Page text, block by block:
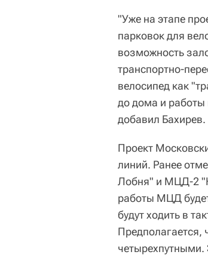
"Уже на этапе
парковок для
возможность
транспортно-
велосипед как
до дома и работы
добавил Бахирев.
Проект
линий. Ранее
Лобня" и МЦД-2
работы МЦД
будут ходить в
Предполагается,
четырехпутными.